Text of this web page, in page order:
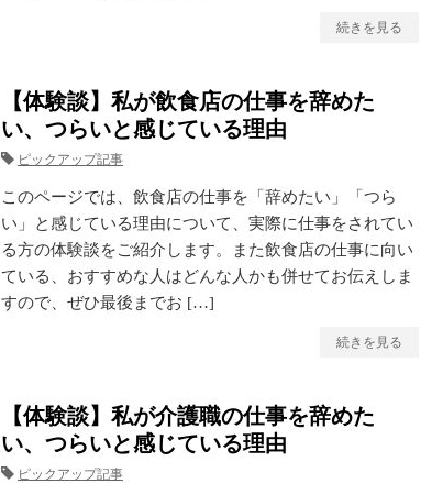
続きを見る
【体験談】私が飲食店の仕事を辞めた
い、つらいと感じている理由
ピックアップ記事
このページでは、飲食店の仕事を「辞めたい」「つら
い」と感じている理由について、実際に仕事をされてい
る方の体験談をご紹介します。また飲食店の仕事に向い
ている、おすすめな人はどんな人かも併せてお伝えしま
すので、ぜひ最後までお […]
続きを見る
【体験談】私が介護職の仕事を辞めた
い、つらいと感じている理由
ピックアップ記事